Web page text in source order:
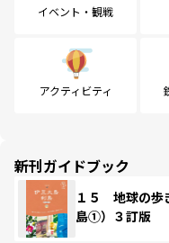
イベント・観戦
アクティビティ
新刊ガイドブック
１５ 地球の
島①）３訂版